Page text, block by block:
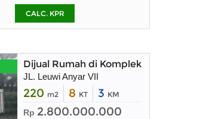
pada kotak-
CALC. KPR
Dijual Rumah di Komplek Leuwi
JL. Leuwi Anyar VII
220 m2 8 KT 3 KM
Rp 2.800.000.000